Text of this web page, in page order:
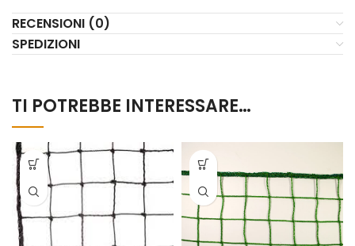
RECENSIONI (0)
SPEDIZIONI
TI POTREBBE INTERESSARE…